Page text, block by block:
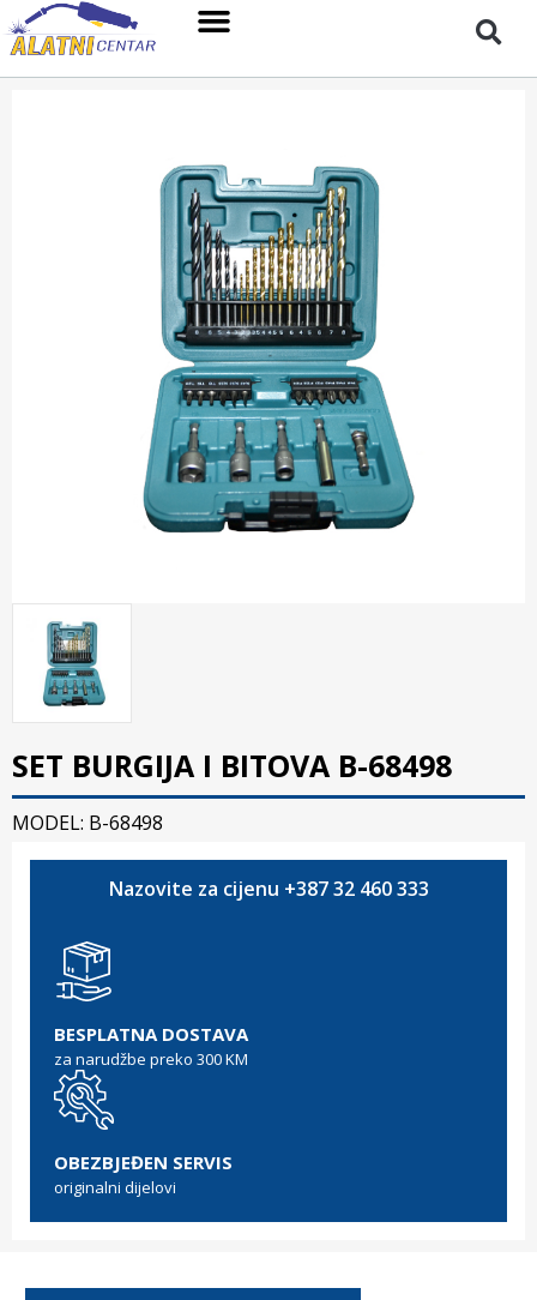
SET BURGIJA I BITOVA B-68498
MODEL: B-68498
Nazovite za cijenu +387 32 460 333
BESPLATNA DOSTAVA
za narudžbe preko 300 KM
OBEZBJEĐEN SERVIS
originalni dijelovi